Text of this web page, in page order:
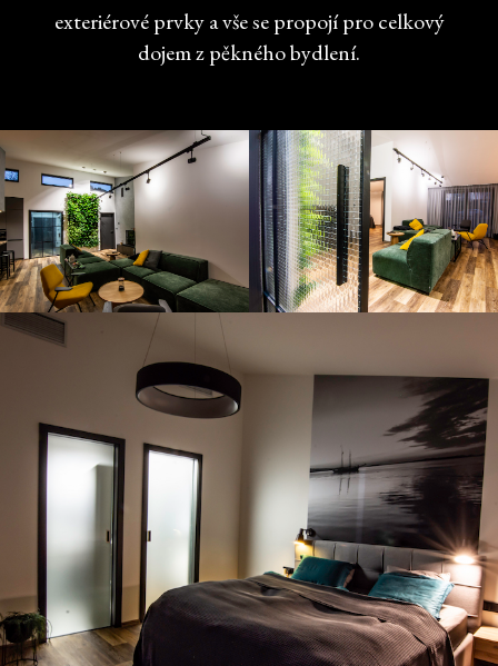
exteriérové prvky a vše se propojí pro celkový
dojem z pěkného bydlení.